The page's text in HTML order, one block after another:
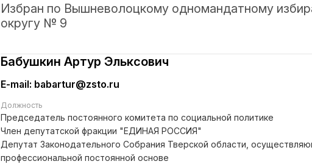
Избран по Вышневолоцкому одномандатному
округу № 9
Бабушкин Артур Эльксович
E-mail: babartur@zsto.ru
Должность
Председатель постоянного комитета по социальной политике
Член депутатской фракции "ЕДИНАЯ РОССИЯ"
Депутат Законодательного Собрания Тверской области,
профессиональной постоянной основе